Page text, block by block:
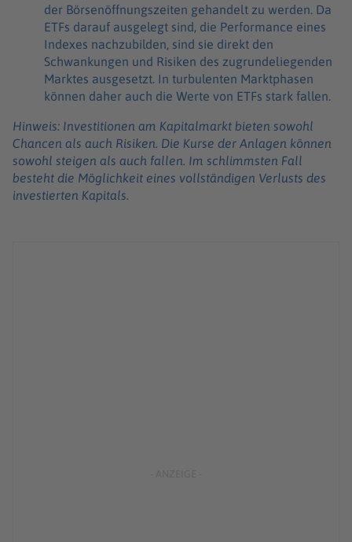
der Börsenöffnungszeiten gehandelt zu werden. Da
ETFs darauf ausgelegt sind, die Performance eines
Indexes nachzubilden, sind sie direkt den
Schwankungen und Risiken des zugrundeliegenden
Marktes ausgesetzt. In turbulenten Marktphasen
können daher auch die Werte von ETFs stark fallen.
Hinweis: Investitionen am Kapitalmarkt bieten sowohl
Chancen als auch Risiken. Die Kurse der Anlagen können
sowohl steigen als auch fallen. Im schlimmsten Fall
besteht die Möglichkeit eines vollständigen Verlusts des
investierten Kapitals.